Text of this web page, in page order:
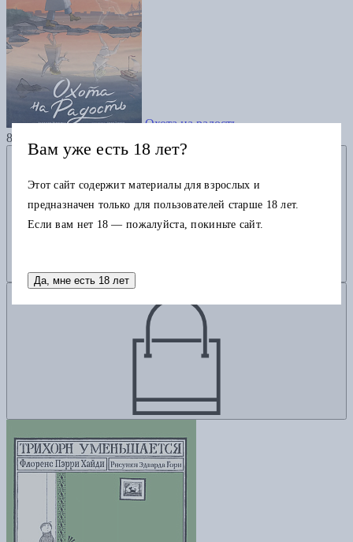
Охота на радость
800
Добавить в избранное
Добавить в корзину
Вам уже есть 18 лет?
Этот сайт содержит материалы для взрослых и
предназначен только для пользователей старше 18 лет.
Если вам нет 18 — пожалуйста, покиньте сайт.
Да, мне есть 18 лет